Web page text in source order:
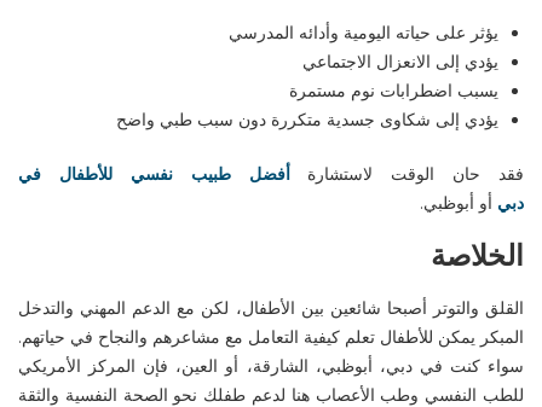
يؤثر على حياته اليومية وأدائه المدرسي
يؤدي إلى الانعزال الاجتماعي
يسبب اضطرابات نوم مستمرة
يؤدي إلى شكاوى جسدية متكررة دون سبب طبي واضح
فقد حان الوقت لاستشارةأفضل طبيب نفسي للأطفال في
دبي أو أبوظبي.
الخلاصة
القلق والتوتر أصبحا شائعين بين الأطفال، لكن مع الدعم المهني والتدخل
المبكر يمكن للأطفال تعلم كيفية التعامل مع مشاعرهم والنجاح في حياتهم.
سواء كنت فيدبي، أبوظبي، الشارقة، أو العين، فإن المركز الأمريكي
للطب النفسي وطب الأعصاب هنا لدعم طفلك نحو الصحة النفسية والثقة